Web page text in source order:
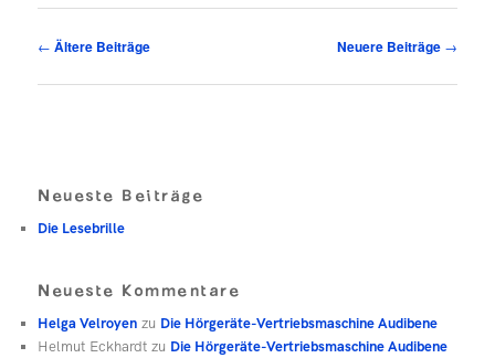
Beitragsnavigation
← Ältere Beiträge Neuere Beiträge →
Neueste Beiträge
Die Lesebrille
Neueste Kommentare
Helga Velroyen zu Die Hörgeräte-Vertriebsmaschine Audibene
Helmut Eckhardt zu Die Hörgeräte-Vertriebsmaschine Audibene